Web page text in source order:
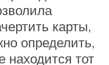
карты,
определить,
находится тот